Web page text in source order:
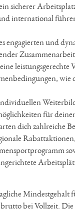
sicherer
international
engagierten und
Zusammenarbeit
leistungsgerechte
wie
für
dich zahlreiche
Mindestgehalt
bei Vollzeit. Die